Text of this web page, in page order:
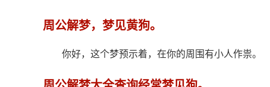
周公解梦，梦见黄狗。
你好，这个梦预示着，在你的周围有小人作祟。